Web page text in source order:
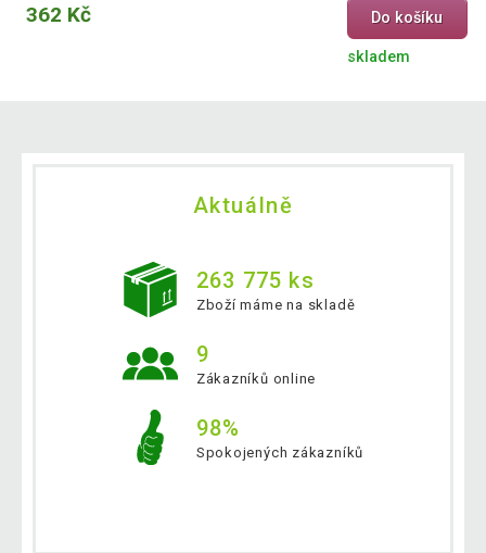
362 Kč Do košíku
skladem
Aktuálně
263 775 ks
Zboží máme na skladě
9
Zákazníků online
98%
Spokojených zákazníků